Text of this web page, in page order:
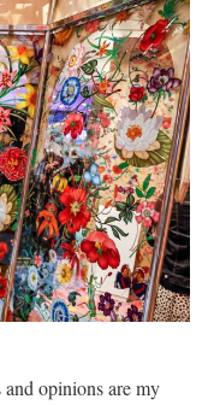
opinions are my